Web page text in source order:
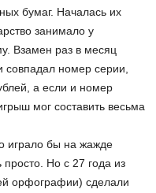
бумаг. Началась их
занимало у
Взамен раз в месяц
совпадал номер серии,
а если и номер
мог составить весьма
играло бы на жажде
Но с 27 года из
орфографии) сделали